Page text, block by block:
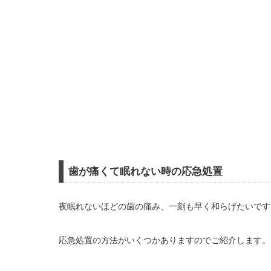
歯が痛くて眠れない時の応急処置
夜眠れないほどの歯の痛み、一刻も早く和らげたいで
応急処置の方法がいくつかありますのでご紹介します。